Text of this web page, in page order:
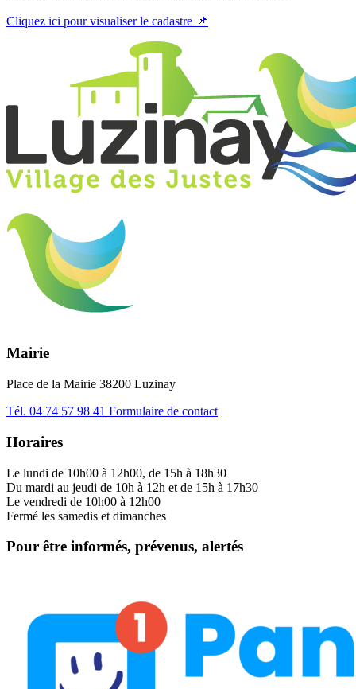
Cliquez ici pour visualiser le cadastre 📌
Mairie
Place de la Mairie 38200 Luzinay
Tél. 04 74 57 98 41 Formulaire de contact
Horaires
Le lundi de 10h00 à 12h00, de 15h à 18h30
Du mardi au jeudi de 10h à 12h et de 15h à 17h30
Le vendredi de 10h00 à 12h00
Fermé les samedis et dimanches
Pour être informés, prévenus, alertés